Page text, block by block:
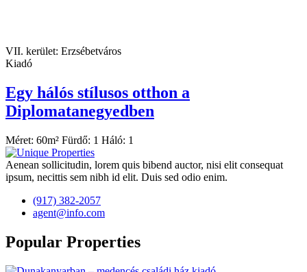
VII. kerület: Erzsébetváros
Kiadó
Egy hálós stílusos otthon a
Diplomatanegyedben
Méret: 60m² Fürdő: 1 Háló: 1
Aenean sollicitudin, lorem quis bibend auctor, nisi elit consequat
ipsum, necittis sem nibh id elit. Duis sed odio enim.
(917) 382-2057
agent@info.com
Popular Properties